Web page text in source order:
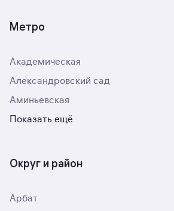
Метро
Академическая
Александровский сад
Аминьевская
Показать ещё
Округ и район
Арбат